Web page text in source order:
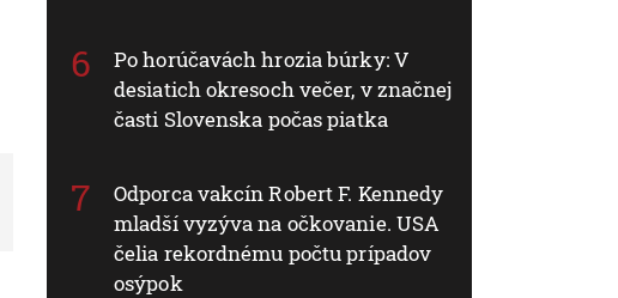
Po horúčavách hrozia búrky: V
desiatich okresoch večer, v značnej
časti Slovenska počas piatka
Odporca vakcín Robert F. Kennedy
mladší vyzýva na očkovanie. USA
čelia rekordnému počtu prípadov
osýpok